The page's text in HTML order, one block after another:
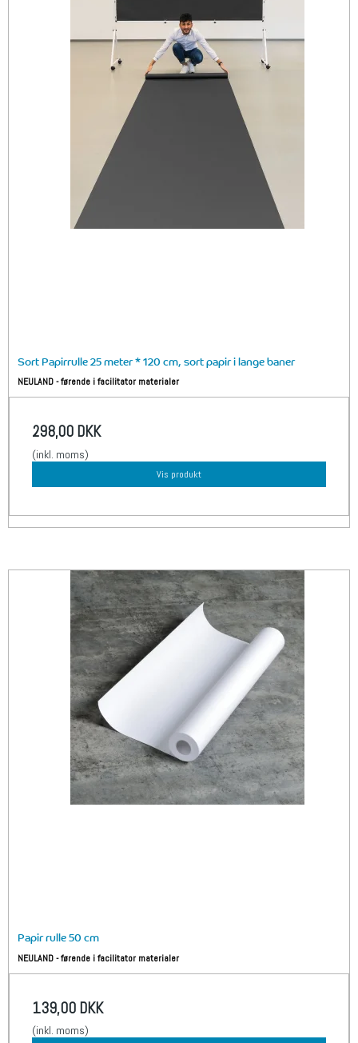
Sort Papirrulle 25 meter * 120 cm, sort papir i lange baner
NEULAND - førende i facilitator materialer
298,00 DKK
(inkl. moms)
Vis produkt
Papir rulle 50 cm
NEULAND - førende i facilitator materialer
139,00 DKK
(inkl. moms)